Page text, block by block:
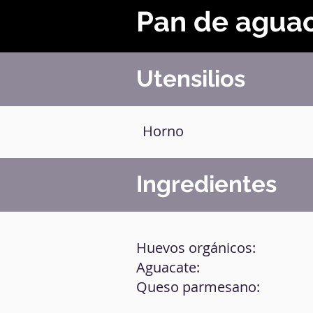
Pan de
Utensilios
Horno
Ingredientes
Huevos orgánicos:
Aguacate:
Queso parmesano: